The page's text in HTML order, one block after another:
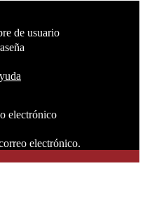
de usuario
electrónico
electrónico.